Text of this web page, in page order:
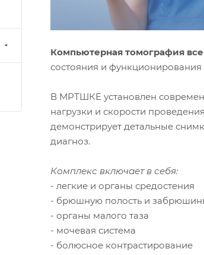
Компьютерная томография
состояния и функционирования
В МРТШКЕ установлен
нагрузки и скорости
демонстрирует детальные
диагноз.
Комплекс включает в себя:
- легкие и органы средостения
- брюшную полость и
- органы малого таза
- мочевая система
- болюсное контрастирование